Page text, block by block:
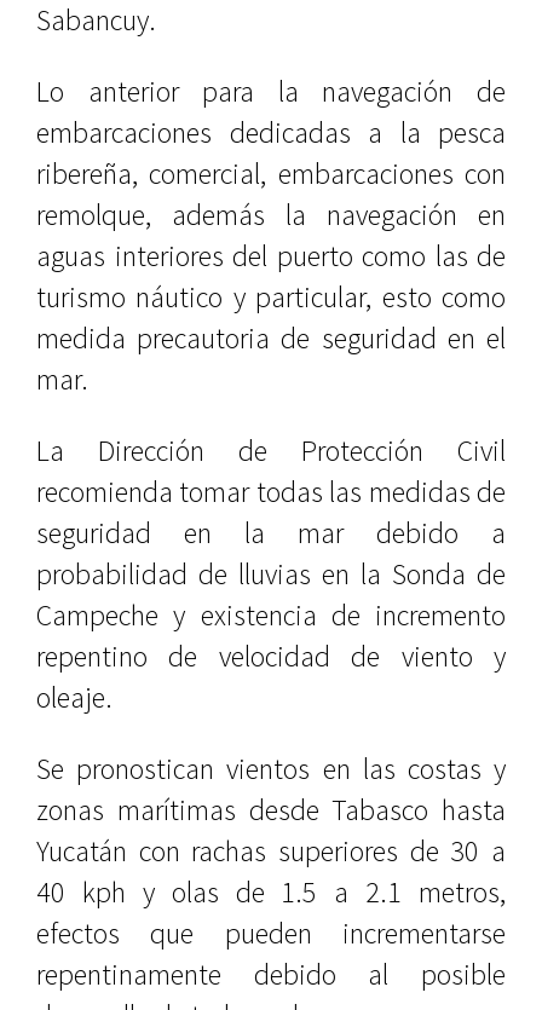
Sabancuy.
Lo anterior para la navegación de
embarcaciones dedicadas a la pesca
ribereña, comercial, embarcaciones con
remolque, además la navegación en
aguas interiores del puerto como las de
turismo náutico y particular, esto como
medida precautoria de seguridad en el
mar.
La Dirección de Protección Civil
recomienda tomar todas las medidas de
seguridad en la mar debido a
probabilidad de lluvias en la Sonda de
Campeche y existencia de incremento
repentino de velocidad de viento y
oleaje.
Se pronostican vientos en las costas y
zonas marítimas desde Tabasco hasta
Yucatán con rachas superiores de 30 a
40 kph y olas de 1.5 a 2.1 metros,
efectos que pueden incrementarse
repentinamente debido al posible